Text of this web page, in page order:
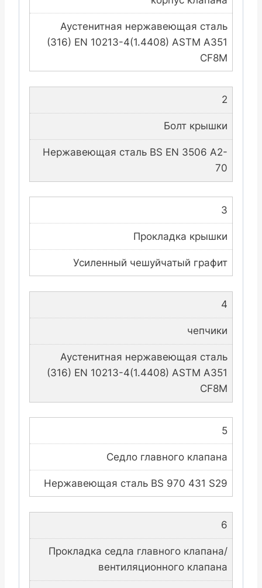
Аустенитная нержавеющая сталь
(316) EN 10213-4(1.4408) ASTM A351
CF8M
2
Болт крышки
Нержавеющая сталь BS EN 3506 A2-
70
3
Прокладка крышки
Усиленный чешуйчатый графит
4
чепчики
Аустенитная нержавеющая сталь
(316) EN 10213-4(1.4408) ASTM A351
CF8M
5
Седло главного клапана
Нержавеющая сталь BS 970 431 S29
6
Прокладка седла главного клапана/
вентиляционного клапана